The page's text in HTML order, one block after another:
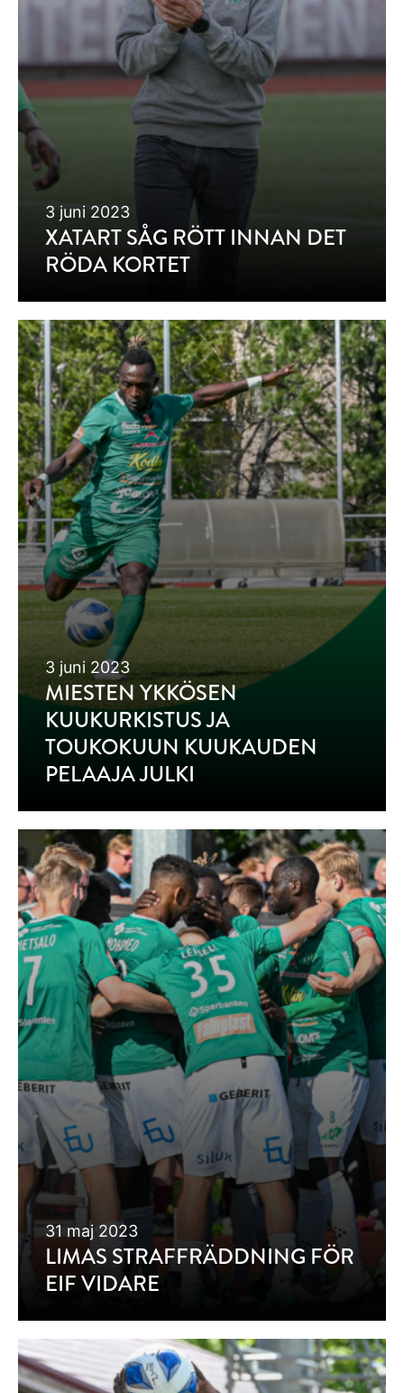
XATART SÅG RÖTT INNAN DET
RÖDA KORTET
3 juni 2023
MIESTEN YKKÖSEN
KUUKURKISTUS JA
TOUKOKUUN KUUKAUDEN
PELAAJA JULKI
3 juni 2023
LIMAS STRAFFRÄDDNING FÖR
EIF VIDARE
31 maj 2023